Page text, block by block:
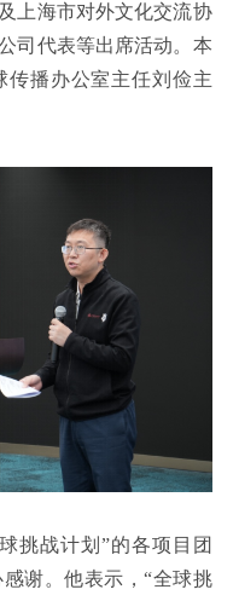
上海市对外文化交流协
司代表等出席活动。本
传播办公室主任刘俭主
挑战计划”的各项目团
谢。他表示，“全球挑